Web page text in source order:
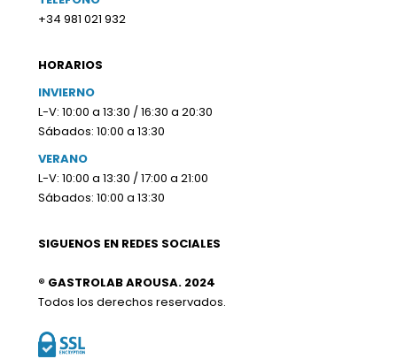
+34 981 021 932
HORARIOS
INVIERNO
L-V: 10:00 a 13:30 / 16:30 a 20:30
Sábados: 10:00 a 13:30
VERANO
L-V: 10:00 a 13:30 / 17:00 a 21:00
Sábados: 10:00 a 13:30
SIGUENOS EN REDES SOCIALES
® GASTROLAB AROUSA. 2024
Todos los derechos reservados.